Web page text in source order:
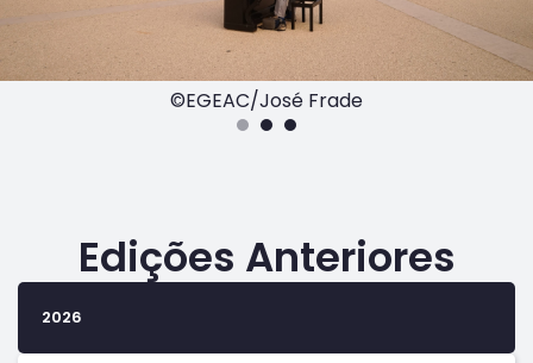
©EGEAC/José Frade
Edições Anteriores
2026